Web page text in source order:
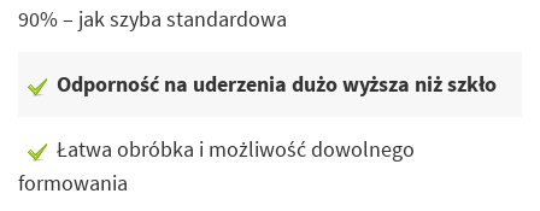
90% – jak szyba standardowa
Odporność na uderzenia dużo wyższa niż szkło
Łatwa obróbka i możliwość dowolnego
formowania